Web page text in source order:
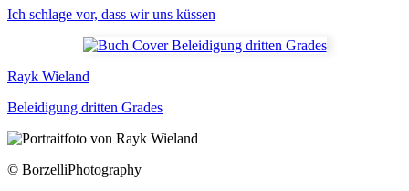
Ich schlage vor, dass wir uns küssen
Rayk Wieland
Beleidigung dritten Grades
© BorzelliPhotography